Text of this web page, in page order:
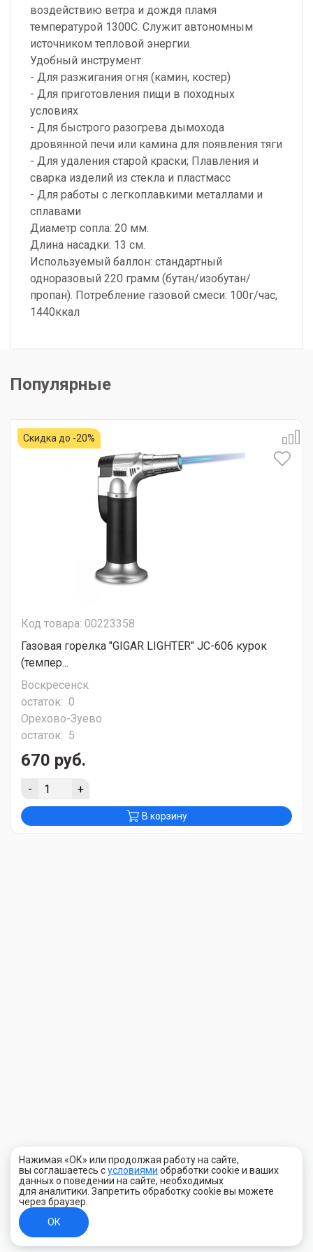
воздействию ветра и дождя пламя
температурой 1300С. Служит автономным
источником тепловой энергии.
Удобный инструмент:
- Для разжигания огня (камин, костер)
- Для приготовления пищи в походных
условиях
- Для быстрого разогрева дымохода
дровянной печи или камина для появления тяги
- Для удаления старой краски; Плавления и
сварка изделий из стекла и пластмасс
- Для работы с легкоплавкими металлами и
сплавами
Диаметр сопла: 20 мм.
Длина насадки: 13 см.
Используемый баллон: стандартный
одноразовый 220 грамм (бутан/изобутан/
пропан). Потребление газовой смеси: 100г/час,
1440ккал
Популярные
Скидка до -20%
Код товара: 00223358
Газовая горелка "GIGAR LIGHTER" JC-606 курок
(темпер...
Воскресенск
остаток: 0
Орехово-Зуево
остаток: 5
670 руб.
- +
В корзину
Нажимая «ОК» или продолжая работу на сайте,
вы соглашаетесь сусловиями обработки cookie и ваших
данных о поведении на сайте, необходимых
для аналитики. Запретить обработку cookie вы можете
через браузер.
ОК